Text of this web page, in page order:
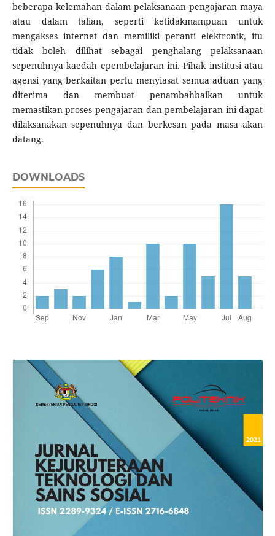
beberapa kelemahan dalam pelaksanaan pengajaran maya
atau dalam talian, seperti ketidakmampuan untuk
mengakses internet dan memiliki peranti elektronik, itu
tidak boleh dilihat sebagai penghalang pelaksanaan
sepenuhnya kaedah epembelajaran ini. Pihak institusi atau
agensi yang berkaitan perlu menyiasat semua aduan yang
diterima dan membuat penambahbaikan untuk
memastikan proses pengajaran dan pembelajaran ini dapat
dilaksanakan sepenuhnya dan berkesan pada masa akan
datang.
DOWNLOADS